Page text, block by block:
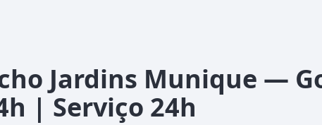
Jardins Munique —
| Serviço 24h